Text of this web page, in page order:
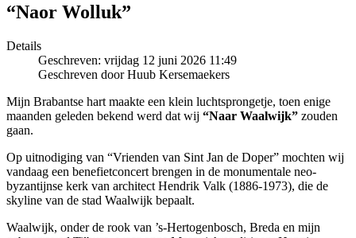
“Naor Wolluk”
Details
Geschreven: vrijdag 12 juni 2026 11:49
Geschreven door Huub Kersemaekers
Mijn Brabantse hart maakte een klein luchtsprongetje, toen enige
maanden geleden bekend werd dat wij “Naar Waalwijk” zouden
gaan.
Op uitnodiging van “Vrienden van Sint Jan de Doper” mochten wij
vandaag een benefietconcert brengen in de monumentale neo-
byzantijnse kerk van architect Hendrik Valk (1886-1973), die de
skyline van de stad Waalwijk bepaalt.
Waalwijk, onder de rook van ’s-Hertogenbosch, Breda en mijn